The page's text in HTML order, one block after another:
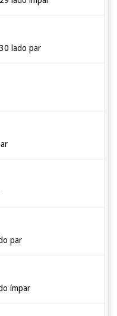
lado par
par
ímpar